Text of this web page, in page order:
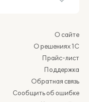
О сайте
О решениях 1С
Прайс-лист
Поддержка
Обратная связь
Сообщить об ошибке